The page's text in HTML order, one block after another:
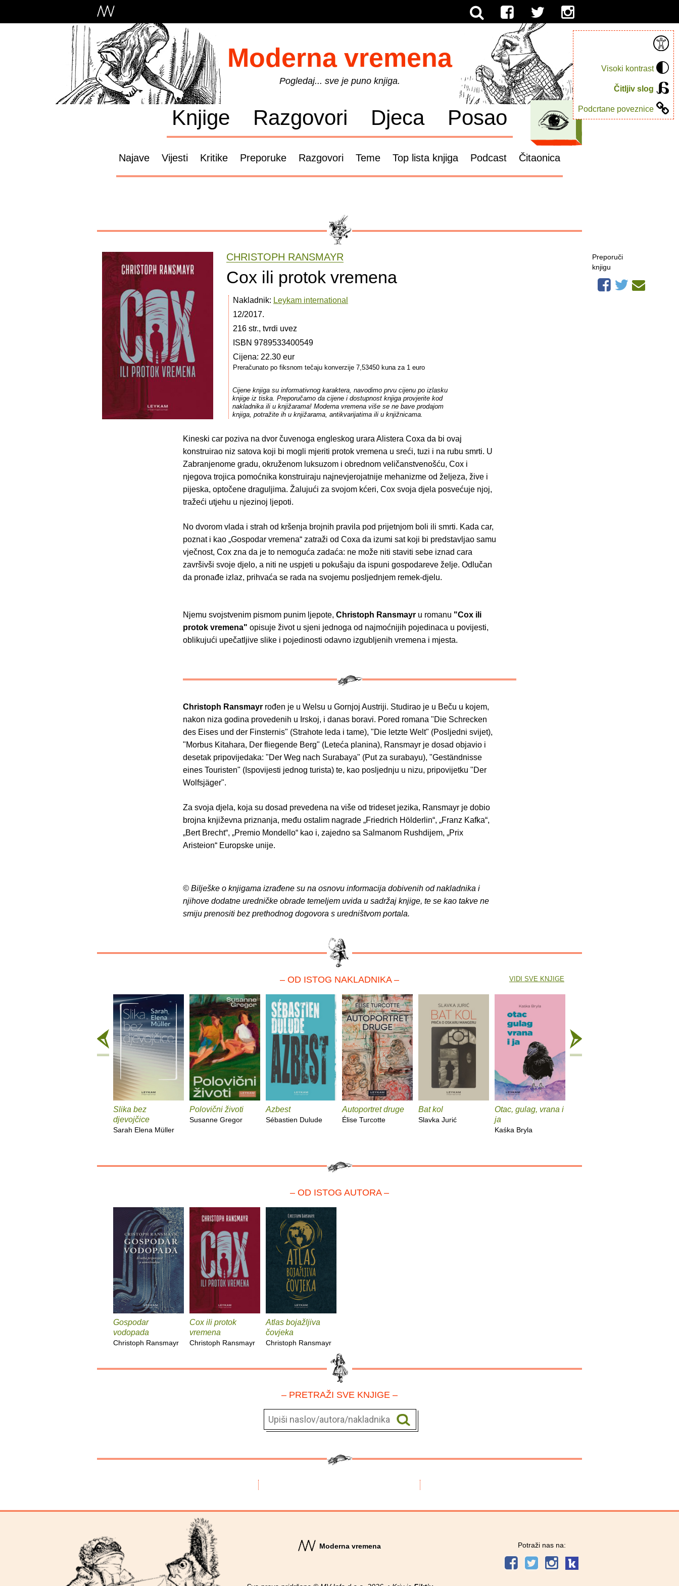
Visoki kontrast
Čitljiv slog
Podcrtane poveznice
Moderna vremena
Pogledaj... sve je puno knjiga.
Knjige Razgovori Djeca Posao
Najave Vijesti Kritike Preporuke Razgovori Teme Top lista knjiga Podcast Čitaonica
CHRISTOPH RANSMAYR
Cox ili protok vremena
Nakladnik: Leykam international
12/2017.
216 str., tvrdi uvez
ISBN 9789533400549
Cijena: 22.30 eur
Preračunato po fiksnom tečaju konverzije 7,53450 kuna za 1 euro
Cijene knjiga su informativnog karaktera, navodimo prvu cijenu po izlasku
knjige iz tiska. Preporučamo da cijene i dostupnost knjiga provjerite kod
nakladnika ili u knjižarama! Moderna vremena više se ne bave prodajom
knjiga, potražite ih u knjižarama, antikvarijatima ili u knjižnicama.
Kineski car poziva na dvor čuvenoga engleskog urara Alistera Coxa da bi ovaj
konstruirao niz satova koji bi mogli mjeriti protok vremena u sreći, tuzi i na rubu smrti. U
Zabranjenome gradu, okruženom luksuzom i obrednom veličanstvenošću, Cox i
njegova trojica pomoćnika konstruiraju najnevjerojatnije mehanizme od željeza, žive i
pijeska, optočene draguljima. Žalujući za svojom kćeri, Cox svoja djela posvećuje njoj,
tražeći utjehu u njezinoj ljepoti.
No dvorom vlada i strah od kršenja brojnih pravila pod prijetnjom boli ili smrti. Kada car,
poznat i kao „Gospodar vremena“ zatraži od Coxa da izumi sat koji bi predstavljao samu
vječnost, Cox zna da je to nemoguća zadaća: ne može niti staviti sebe iznad cara
završivši svoje djelo, a niti ne uspjeti u pokušaju da ispuni gospodareve želje. Odlučan
da pronađe izlaz, prihvaća se rada na svojemu posljednjem remek-djelu.
Njemu svojstvenim pismom punim ljepote, Christoph Ransmayr u romanu "Cox ili
protok vremena" opisuje život u sjeni jednoga od najmoćnijih pojedinaca u povijesti,
oblikujući upečatljive slike i pojedinosti odavno izgubljenih vremena i mjesta.
Christoph Ransmayr rođen je u Welsu u Gornjoj Austriji. Studirao je u Beču u kojem,
nakon niza godina provedenih u Irskoj, i danas boravi. Pored romana "Die Schrecken
des Eises und der Finsternis" (Strahote leda i tame), "Die letzte Welt" (Posljedni svijet),
"Morbus Kitahara, Der fliegende Berg" (Leteća planina), Ransmayr je dosad objavio i
desetak pripovijedaka: "Der Weg nach Surabaya" (Put za surabayu), "Geständnisse
eines Touristen" (Ispovijesti jednog turista) te, kao posljednju u nizu, pripovijetku "Der
Wolfsjäger".
Za svoja djela, koja su dosad prevedena na više od trideset jezika, Ransmayr je dobio
brojna književna priznanja, među ostalim nagrade „Friedrich Hölderlin“, „Franz Kafka“,
„Bert Brecht“, „Premio Mondello“ kao i, zajedno sa Salmanom Rushdijem, „Prix
Aristeion“ Europske unije.
© Bilješke o knjigama izrađene su na osnovu informacija dobivenih od nakladnika i
njihove dodatne uredničke obrade temeljem uvida u sadržaj knjige, te se kao takve ne
smiju prenositi bez prethodnog dogovora s uredništvom portala.
Preporuči
knjigu
– OD ISTOG NAKLADNIKA –
Slika bez
djevojčice
Sarah Elena Müller
Polovični životi
Susanne Gregor
Azbest
Sébastien Dulude
Autoportret druge
Élise Turcotte
Bat kol
Slavka Jurić
Otac, gulag, vrana i
ja
Kaśka Bryla
VIDI SVE KNJIGE
– OD ISTOG AUTORA –
Gospodar
vodopada
Christoph Ransmayr
Cox ili protok
vremena
Christoph Ransmayr
Atlas bojažljiva
čovjeka
Christoph Ransmayr
– PRETRAŽI SVE KNJIGE –
Moderna vremena Potraži nas na: